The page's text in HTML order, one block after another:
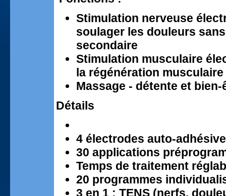
Stimulation nerveuse
soulager les douleurs
secondaire
Stimulation musculaire
la régénération musculaire
Massage - détente et bien-
Détails
4 électrodes auto-
30 applications
Temps de traitement
20 programmes
3 en 1 : TENS (nerfs,